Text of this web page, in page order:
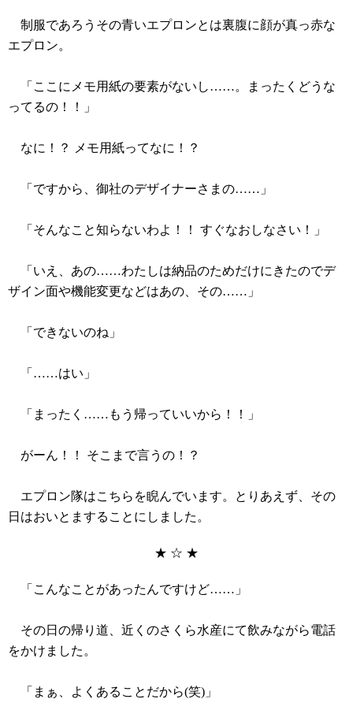
制服であろうその青いエプロンとは裏腹に顔が真っ赤な
エプロン。
「ここにメモ用紙の要素がないし……。まったくどうな
ってるの！！」
なに！？ メモ用紙ってなに！？
「ですから、御社のデザイナーさまの……」
「そんなこと知らないわよ！！ すぐなおしなさい！」
「いえ、あの……わたしは納品のためだけにきたのでデ
ザイン面や機能変更などはあの、その……」
「できないのね」
「……はい」
「まったく……もう帰っていいから！！」
がーん！！ そこまで言うの！？
エプロン隊はこちらを睨んでいます。とりあえず、その
日はおいとますることにしました。
★ ☆ ★
「こんなことがあったんですけど……」
その日の帰り道、近くのさくら水産にて飲みながら電話
をかけました。
「まぁ、よくあることだから(笑)」